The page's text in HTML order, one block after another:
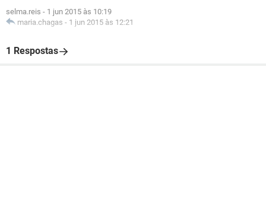
selma.reis - 1 jun 2015 às 10:19
maria.chagas - 1 jun 2015 às 12:21
1 Respostas